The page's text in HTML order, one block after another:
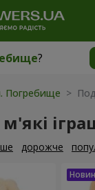
?|
Погребище >
дорожче